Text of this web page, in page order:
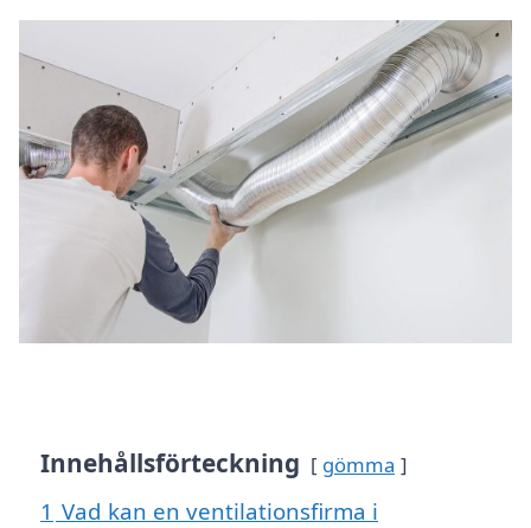
Innehållsförteckning gömma
1 Vad kan en ventilationsfirma i